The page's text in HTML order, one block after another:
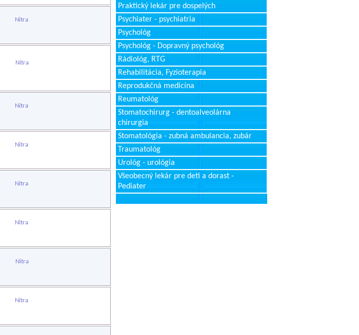
Nitra
Nitra
Nitra
Nitra
Nitra
Nitra
Nitra
Nitra
Praktický lekár pre dospelých
Psychiater - psychiatria
Psychológ
Psychológ - Dopravný psychológ
Rádiológ, RTG
Rehabilitácia, Fyzioterapia
Reprodukčná medicína
Reumatológ
Stomatochirurg - dentoalveolárna
chirurgia
Stomatológia - zubná ambulancia, zubár
Traumatológ
Urológ - urológia
Všeobecný lekár pre deti a dorast -
Pediater